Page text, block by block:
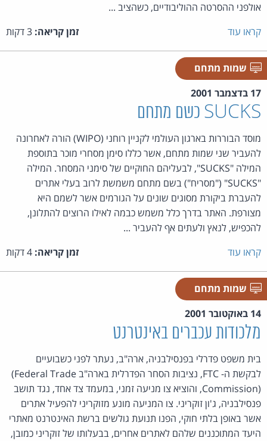
אולפני ההסרטה ההוליבודיים, כשהציב ...
קראו עוד
זמן קריאה:
שמות מתחם
17 בדצמבר 2001
SUCKS כשם מתחם
מוסד הבוררות בארגון העולמי לקניין רוחני (WIPO) הורה לאחרונה
להעביר שני שמות מתחם, אשר כללו סימן מסחרי מוכר בתוספת
המילה "SUCKS", לבעליהם החוקיים של סימני המסחר. המילה
"SUCKS" ("מסריח") בשם מתחם משמשת לרוב בעלי אתרים
להעברת ביקורת מסוגים שונים על הגורמים אשר לשמם היא
מצורפת. האתר בדרך כלל משמש כבמה לאילו הרוצים להתלונן,
להכפיש, לנאץ ולעתים אף להעביר ...
קראו עוד
זמן קריאה:
שמות מתחם
14 באוקטובר 2001
מלכודות עכברים באינטרנט
בית משפט פדרלי בפנסילבניה, ארה"ב, נעתר לפני כשבועיים
לבקשת ה-FTC, נציבות הסחר הפדרלית בארה"ב(Federal Trade
Commission), והוציא צו מניעה זמני, במעמד צד אחד, נגד תושב
פנסילבניה, ג'ון זוקריני. צו המניעה מונע מזוקריני להפעיל אתרים
אשר באופן בלתי חוקי, הפנו תנועת גולשים ברשת האינטרנט מאתרי
היעד המתוכננים שלהם לאתרים אחרים, בבעלותו של זוקריני כמובן,